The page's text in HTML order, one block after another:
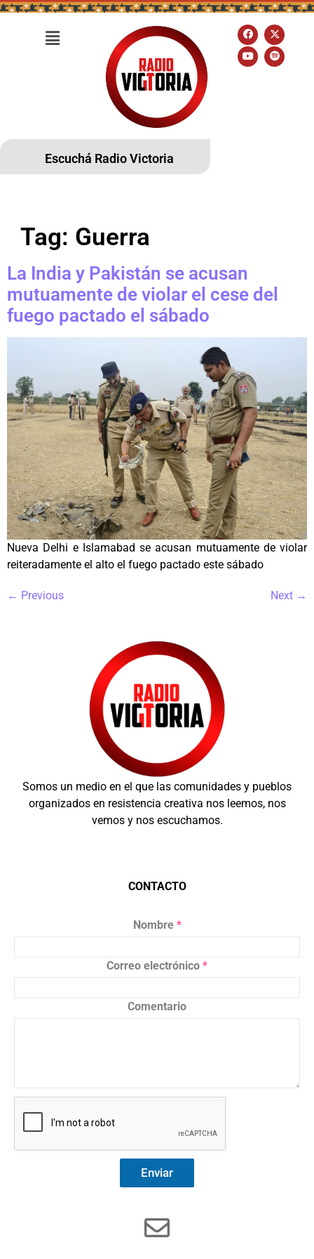
Escuchá Radio Victoria
Tag: Guerra
La India y Pakistán se acusan
mutuamente de violar el cese del
fuego pactado el sábado
Nueva Delhi e Islamabad se acusan mutuamente de violar
reiteradamente el alto el fuego pactado este sábado
← Previous Next →
Somos un medio en el que las comunidades y pueblos
organizados en resistencia creativa nos leemos, nos
vemos y nos escuchamos.
CONTACTO
Nombre *
Correo electrónico *
Comentario
Enviar